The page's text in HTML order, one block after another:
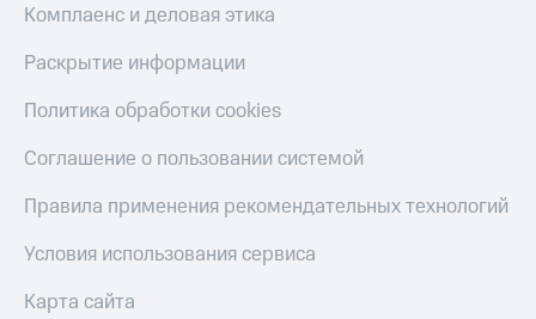
Комплаенс и деловая этика
Раскрытие информации
Политика обработки cookies
Соглашение о пользовании системой
Правила применения рекомендательных технологий
Условия использования сервиса
Карта сайта